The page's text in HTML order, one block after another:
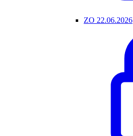
ZO 22.06.2026